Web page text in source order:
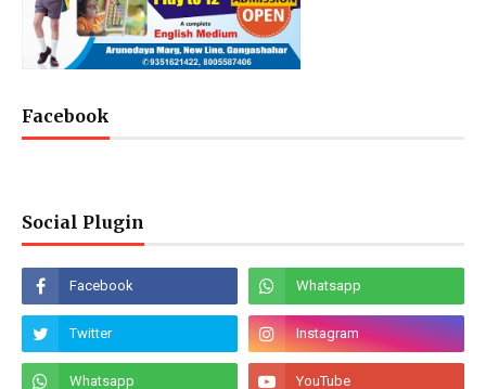
Facebook
Social Plugin